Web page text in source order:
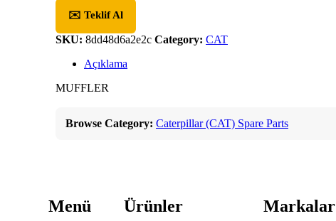
✉️ Teklif Al
SKU: 8dd48d6a2e2c Category: CAT
Açıklama
MUFFLER
Browse Category: Caterpillar (CAT) Spare Parts
Menü Ürünler Markalar